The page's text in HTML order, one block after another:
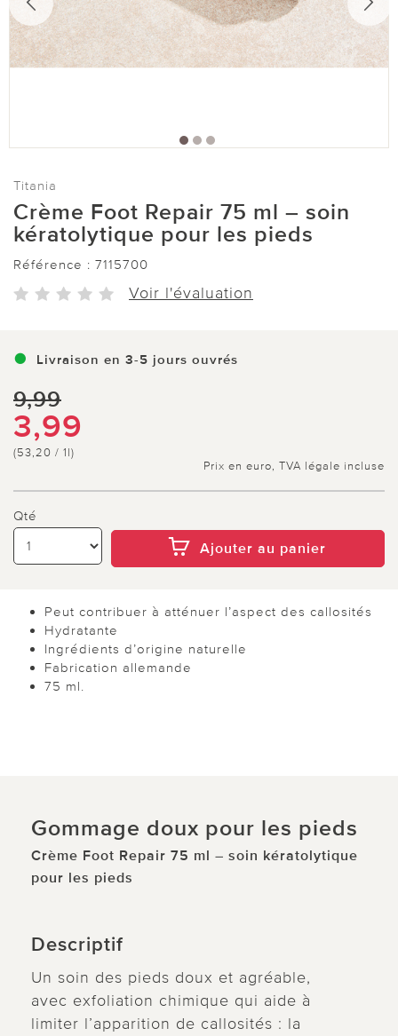
Titania
Crème Foot Repair 75 ml – soin
kératolytique pour les pieds
Référence : 7115700
Voir l'évaluation
Livraison en 3-5 jours ouvrés
9,99
3,99
(53,20 / 1l)
Prix en euro, TVA légale incluse
Qté
Ajouter au panier
Peut contribuer à atténuer l’aspect des callosités
Hydratante
Ingrédients d’origine naturelle
Fabrication allemande
75 ml.
Gommage doux pour les pieds
Crème Foot Repair 75 ml – soin kératolytique
pour les pieds
Descriptif
Un soin des pieds doux et agréable,
avec exfoliation chimique qui aide à
limiter l’apparition de callosités : la